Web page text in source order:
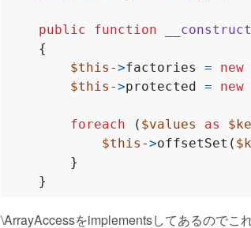
public function __construct
{
$this ->factories = new
$this ->protected = new
foreach ( $values as
$this ->offsetSet (
}
}
\ArrayAccessをimplementsしてあるのでこ